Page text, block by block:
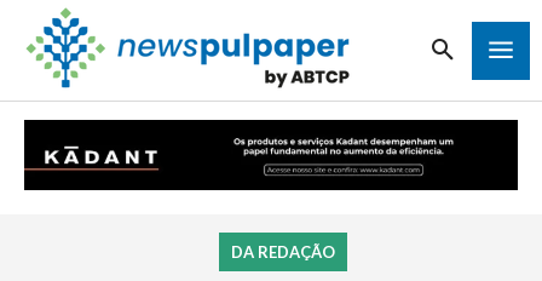
DA REDAÇÃO